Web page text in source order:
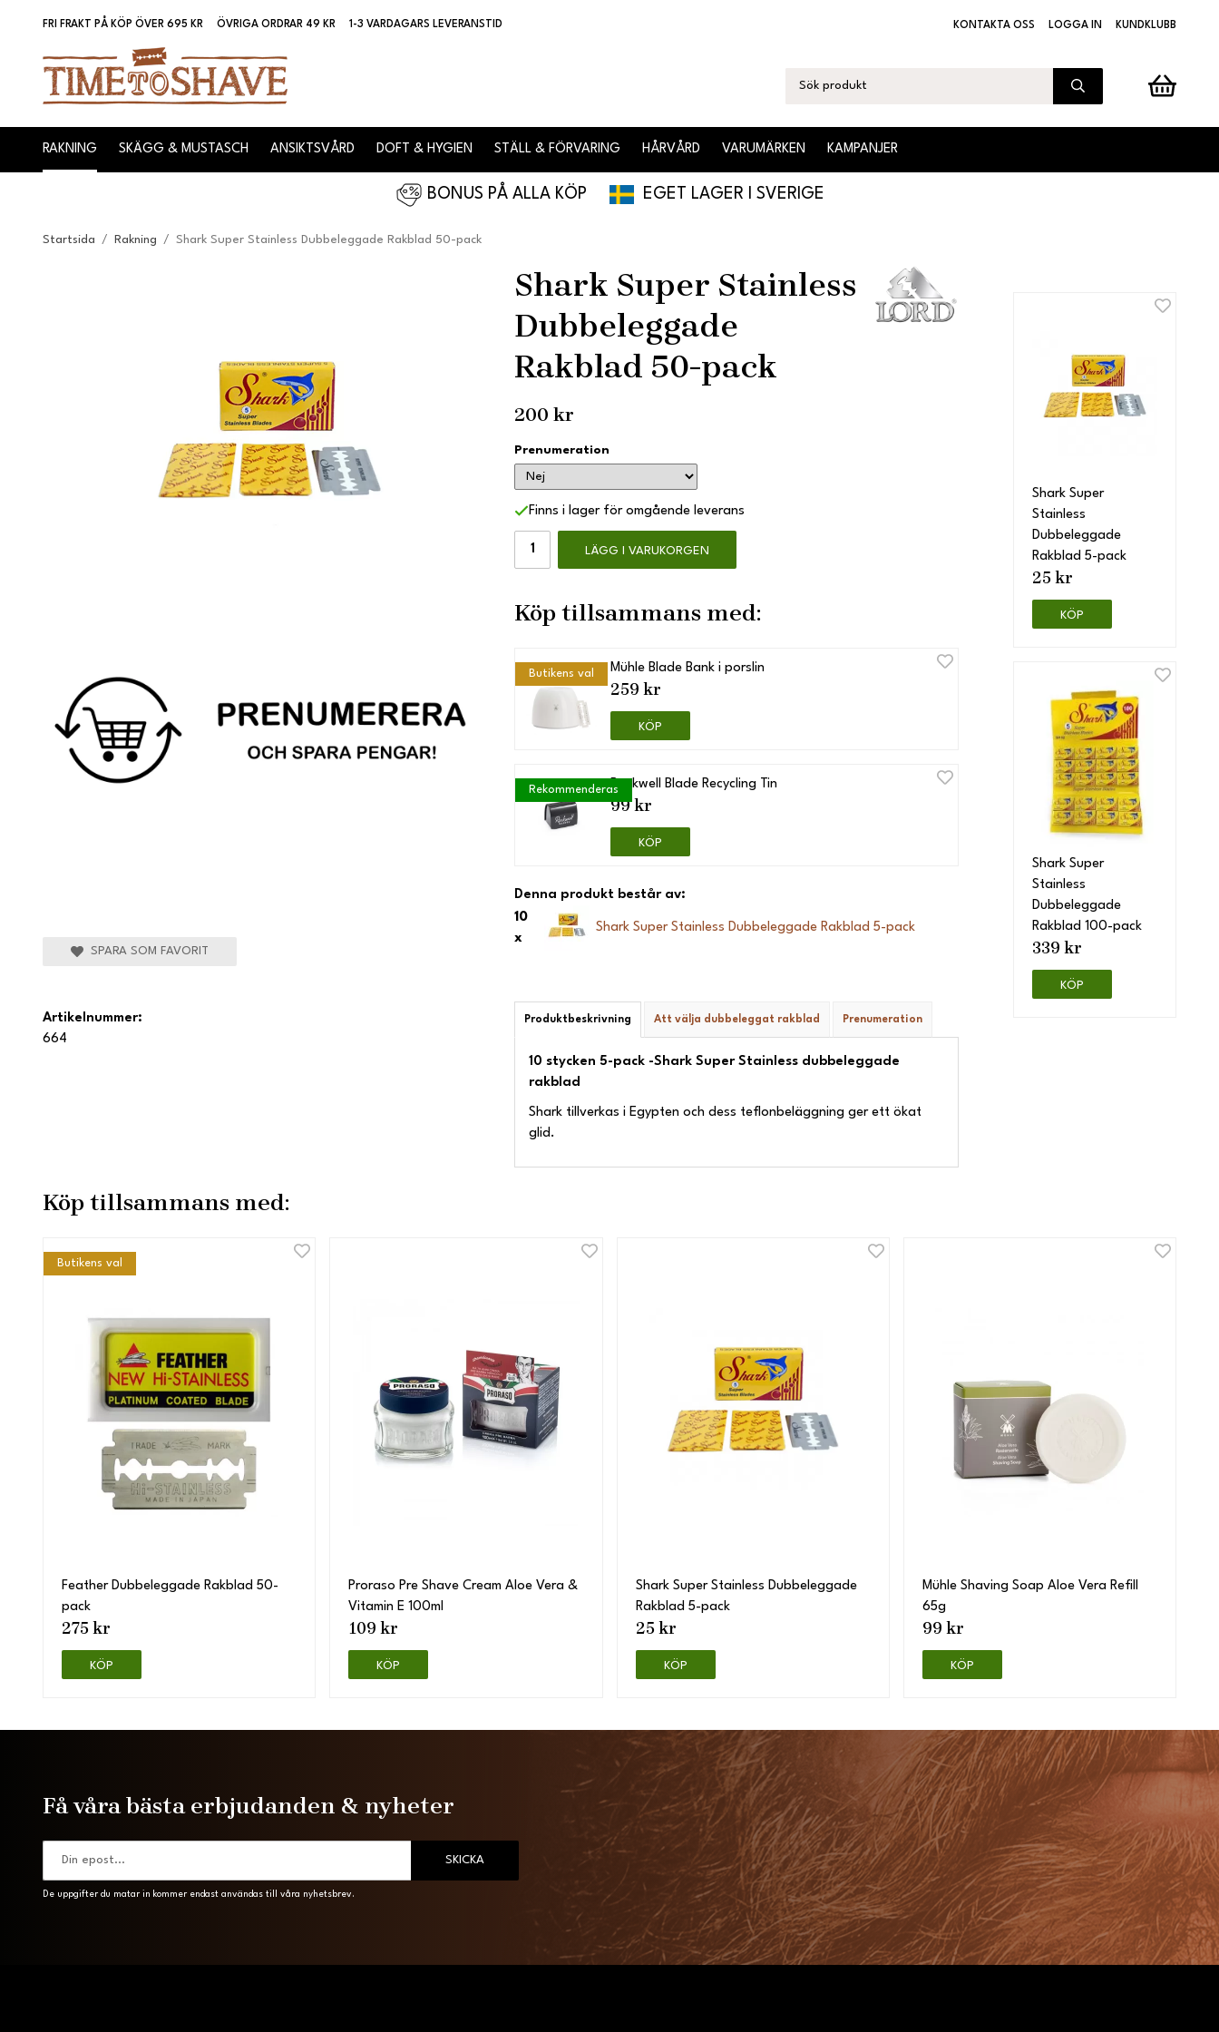
FRI FRAKT PÅ KÖP ÖVER 695 KR ÖVRIGA ORDRAR 49 KR 1-3 VARDAGARS LEVERANSTID KONTAKTA OSS LOGGA IN KUNDKLUBB
RAKNING SKÄGG & MUSTASCH ANSIKTSVÅRD DOFT & HYGIEN STÄLL & FÖRVARING HÅRVÅRD VARUMÄRKEN KAMPANJER
BONUS PÅ ALLA KÖP EGET LAGER I SVERIGE
Startsida / Rakning / Shark Super Stainless Dubbeleggade Rakblad 50-pack
Shark Super Stainless
Dubbeleggade
Rakblad 50-pack
200 kr
Prenumeration
Finns i lager för omgående leverans
LÄGG I VARUKORGEN
Köp tillsammans med:
Butikens val Mühle Blade Bank i porslin
259 kr
KÖP
RekommenderasRockwell Blade Recycling Tin
99 kr
KÖP
Denna produkt består av:
10
x
Shark Super Stainless Dubbeleggade Rakblad 5-pack
Produktbeskrivning Att välja dubbeleggat rakblad Prenumeration
10 stycken 5-pack -Shark Super Stainless dubbeleggade
rakblad
Shark tillverkas i Egypten och dess teflonbeläggning ger ett ökat
glid.
Shark Super
Stainless
Dubbeleggade
Rakblad 5-pack
25 kr
KÖP
Shark Super
Stainless
Dubbeleggade
Rakblad 100-pack
339 kr
KÖP
SPARA SOM FAVORIT
Artikelnummer:
664
Köp tillsammans med:
Butikens val
Feather Dubbeleggade Rakblad 50-
pack
275 kr
KÖP
Proraso Pre Shave Cream Aloe Vera &
Vitamin E 100ml
109 kr
KÖP
Shark Super Stainless Dubbeleggade
Rakblad 5-pack
25 kr
KÖP
Mühle Shaving Soap Aloe Vera Refill
65g
99 kr
KÖP
Få våra bästa erbjudanden & nyheter
SKICKA
De uppgifter du matar in kommer endast användas till våra nyhetsbrev.